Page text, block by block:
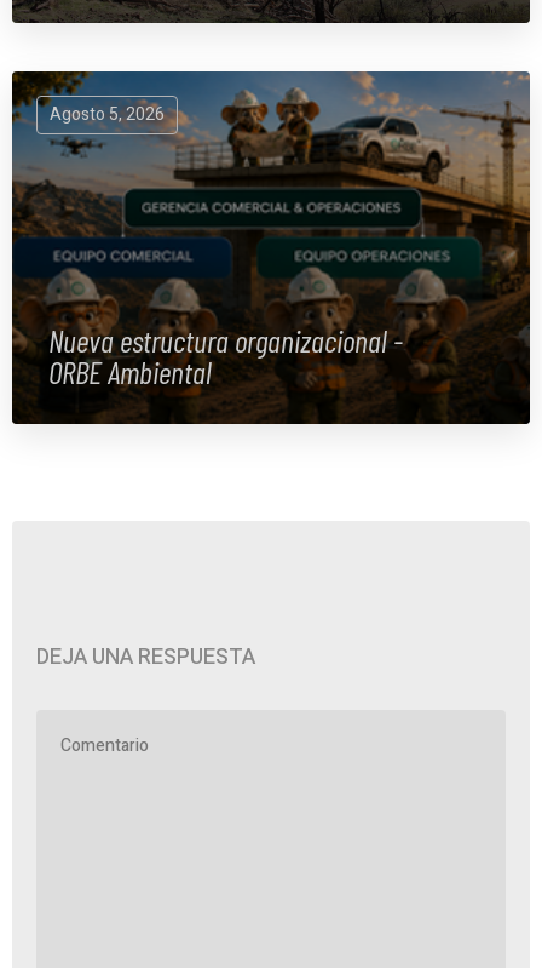
Agosto 5, 2026
Nueva estructura organizacional -
ORBE Ambiental
DEJA UNA RESPUESTA